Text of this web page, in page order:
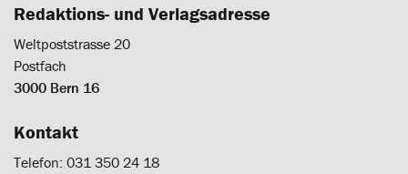
Redaktions- und Verlagsadresse
Weltpoststrasse 20
Postfach
3000 Bern 16
Kontakt
Telefon: 031 350 24 18